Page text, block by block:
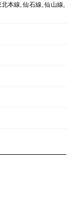
本線, 仙石線, 仙山線,